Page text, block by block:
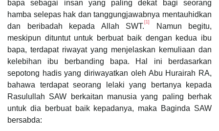
bapa sebagai insan yang paling dekat bagi seorang
hamba selepas hak dan tanggungjawabnya mentauhidkan
dan beribadah kepada Allah SWT. [1]
Namun begitu,
meskipun dituntut untuk berbuat baik dengan kedua ibu
bapa, terdapat riwayat yang menjelaskan kemuliaan dan
kelebihan ibu berbanding bapa. Hal ini berdasarkan
sepotong hadis yang diriwayatkan oleh Abu Hurairah RA,
bahawa terdapat seorang lelaki yang bertanya kepada
Rasulullah SAW berkaitan manusia yang paling berhak
untuk dia berbuat baik kepadanya, maka Baginda SAW
bersabda: